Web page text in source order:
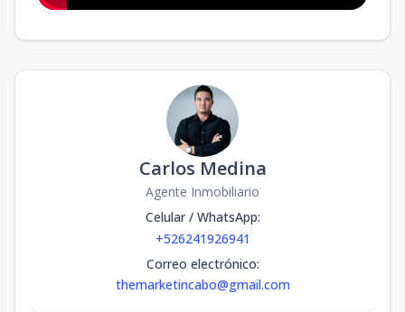
Carlos Medina
Agente Inmobiliario
Celular / WhatsApp:
+526241926941
Correo electrónico:
themarketincabo@gmail.com